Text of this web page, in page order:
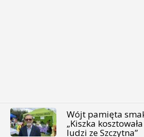
Wójt pamięta
„Kiszka
ludzi ze Szczytna”